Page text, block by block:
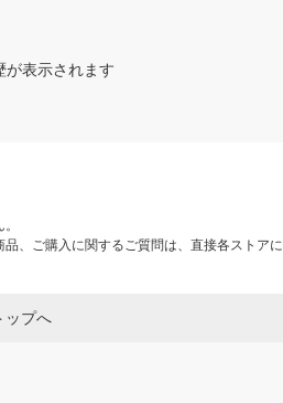
が表示されます
、ご購入に関するご質問は、直接各ストアに
ップへ